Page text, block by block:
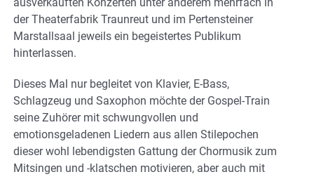
der Theaterfabrik Traunreut und im Pertensteiner
Marstallsaal jeweils ein begeistertes Publikum
hinterlassen.
Dieses Mal nur begleitet von Klavier, E-Bass,
Schlagzeug und Saxophon möchte der Gospel-Train
seine Zuhörer mit schwungvollen und
emotionsgeladenen Liedern aus allen Stilepochen
dieser wohl lebendigsten Gattung der Chormusik zum
Mitsingen und -klatschen motivieren, aber auch mit